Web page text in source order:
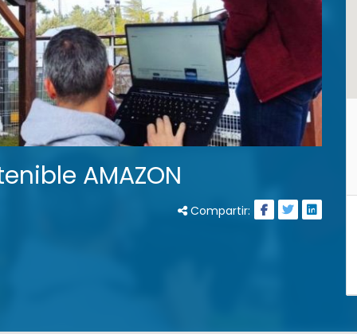
AMAZON
Compartir: